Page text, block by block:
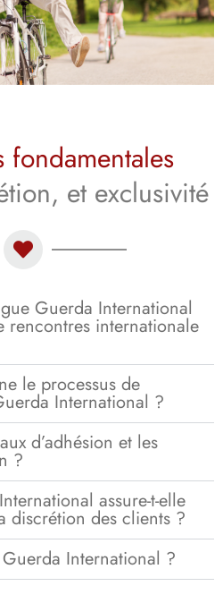
fondamentales
et exclusivité
Guerda International
rencontres internationale
le processus de
International ?
d’adhésion et les
?
assure-t-elle
discrétion des clients ?
International ?